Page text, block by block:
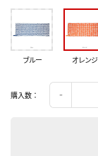
ブルー オレンジ
購入数：